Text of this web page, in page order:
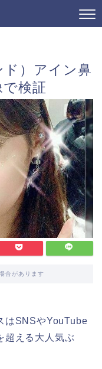
）アイン鼻
検証
合があります
はSNSやYouTube
超える大人気ぶ